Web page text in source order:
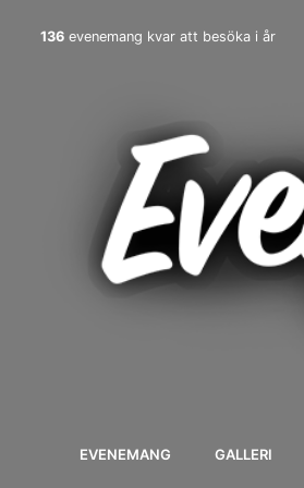
136 evenemang kvar att besöka i år
EVENEMANG GALLERI